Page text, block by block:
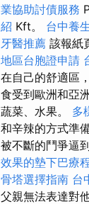
業協助討債服務
紹 Kft。 台中養
牙醫推薦 該報紙
地區台胞證申請
在自己的舒適區
食受到歐洲和亞
蔬菜、水果。 多
和辛辣的方式準
被不斷的鬥爭逼
效果的墊下巴療
骨塔選擇指南 台
父親無法表達對